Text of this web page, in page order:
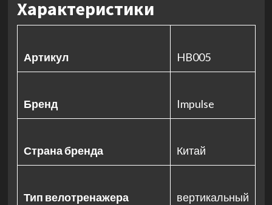
Характеристики
Артикул HB005
Бренд Impulse
Страна бренда Китай
Тип велотренажера вертикальный